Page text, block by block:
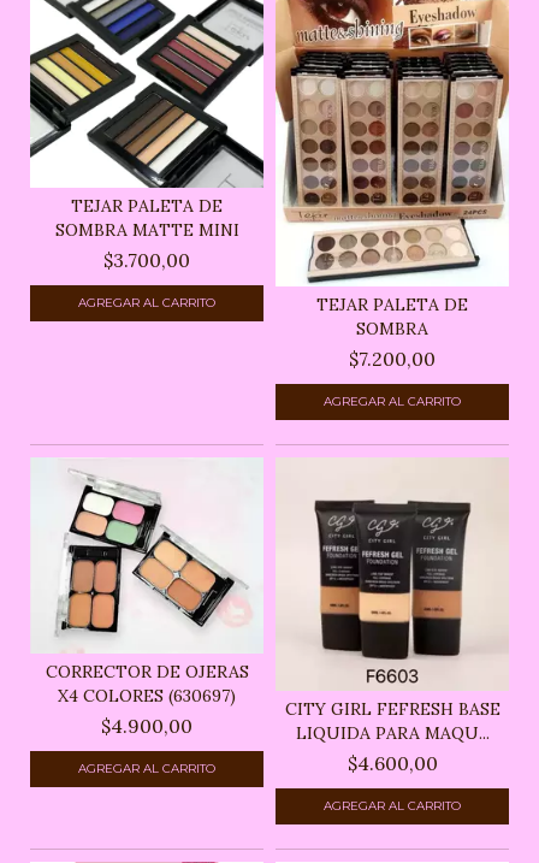
TEJAR PALETA DE
SOMBRA MATTE MINI
$3.700,00
TEJAR PALETA DE
SOMBRA
$7.200,00
CORRECTOR DE OJERAS
X4 COLORES (630697)
$4.900,00
CITY GIRL FEFRESH BASE
LIQUIDA PARA MAQU...
$4.600,00